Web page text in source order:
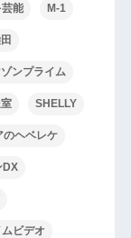
能 M-1
ンプライム
SHELLY
のヘベレケ
DX
ビデオ